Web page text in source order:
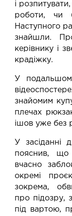
і
роботи, чи
Наступного
знайшли.
керівнику і
крадіжку.
У
знайомим
плечах
ішов уже без
У засіданні
пояснив,
вчасно
окремі
зокрема,
про підозру,
під вартою,